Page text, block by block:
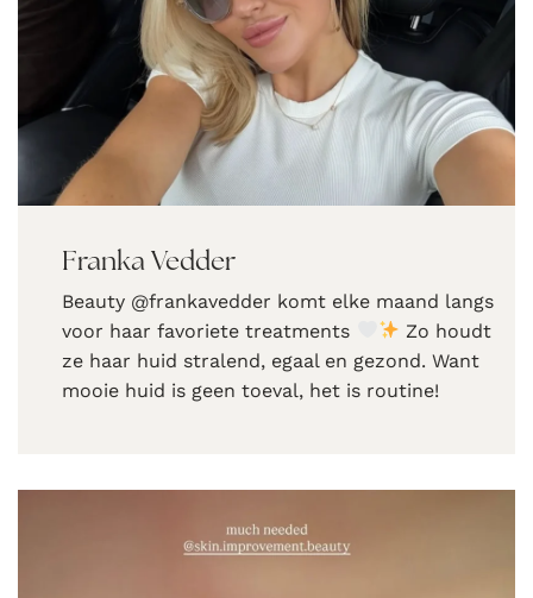
Franka Vedder
Beauty @frankavedder komt elke maand langs
voor haar favoriete treatments
Zo houdt
ze haar huid stralend, egaal en gezond. Want
mooie huid is geen toeval, het is routine!